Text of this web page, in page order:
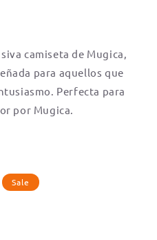
camiseta de Mugica,
para aquellos que
Perfecta para
por Mugica.
Sale